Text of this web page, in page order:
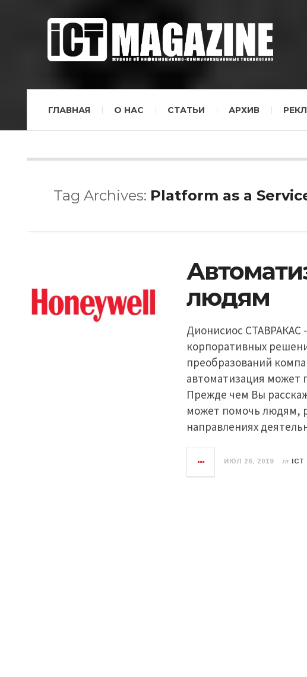
ГЛАВНАЯ О НАС СТАТЬИ АРХИВ
Tag Archives: Platform as a
людям
Дионисиос СТАВРАКАС
корпоративных
преобразований
автоматизация может
Прежде чем Вы
может помочь людям,
направлениях
ИЮЛ 26, 2019 in